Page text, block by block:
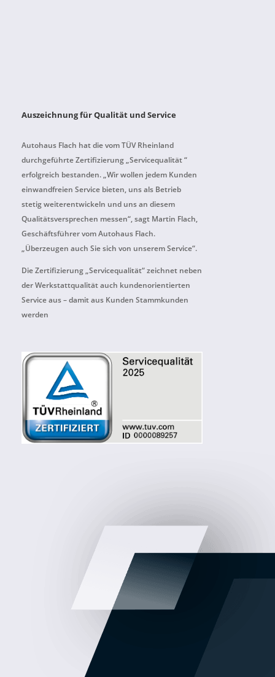
Auszeichnung für Qualität und Service
Autohaus Flach hat die vom TÜV Rheinland
durchgeführte Zertifizierung „Servicequalität “
erfolgreich bestanden. „Wir wollen jedem Kunden
einwandfreien Service bieten, uns als Betrieb
stetig weiterentwickeln und uns an diesem
Qualitätsversprechen messen“, sagt Martin Flach,
Geschäftsführer vom Autohaus Flach.
„Überzeugen auch Sie sich von unserem Service“.
Die Zertifizierung „Servicequalität“ zeichnet neben
der Werkstattqualität auch kundenorientierten
Service aus – damit aus Kunden Stammkunden
werden